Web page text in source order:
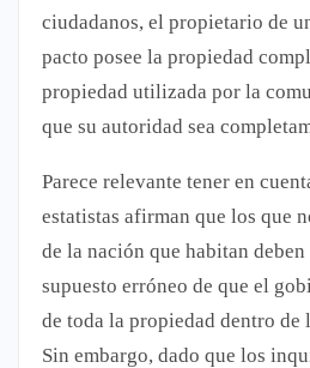
ciudadanos, el propietario de
pacto posee la propiedad
propiedad utilizada por la
que su autoridad sea
Parece relevante tener en
estatistas afirman que los que
de la nación que habitan
supuesto erróneo de que el
de toda la propiedad dentro de
Sin embargo, dado que los